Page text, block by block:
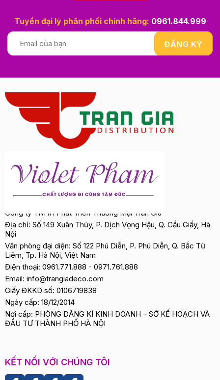
Tuyển đại lý phân phối chính hãng: 0961.844.999
Công ty TNHH Phát Triển Thương Mại Trần Gia
Địa chỉ: Số 149 Xuân Thủy, P. Dịch Vọng Hậu, Q. Cầu Giấy, Hà
Nội
Văn phòng đại diện: Số 122 Phú Diễn, P. Phú Diễn, Q. Bắc Từ
Liêm, Tp. Hà Nội, Việt Nam
Điện thoại: 0961.771.888 - 0971.761.888
Email: info@trangiadeco.com
Giấy ĐKKD số: 0106719838
Ngày cấp: 18/12/2014
Nơi cấp: PHÒNG ĐĂNG KÍ KINH DOANH – SỞ KẾ HOẠCH VÀ
ĐẦU TƯ THÀNH PHỐ HÀ NỘI
KẾT NỐI VỚI CHÚNG TÔI